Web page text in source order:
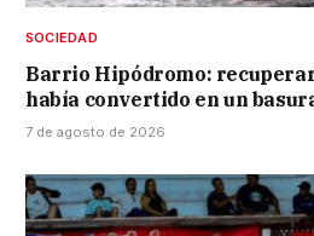
SOCIEDAD
Barrio Hipódromo:
había convertido en un
7 de agosto de 2026